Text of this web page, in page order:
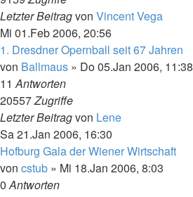
Letzter Beitragvon Vincent Vega
Mi 01.Feb 2006, 20:56
1. Dresdner Opernball seit 67 Jahren
von Ballmaus » Do 05.Jan 2006, 11:38
11Antworten
20557Zugriffe
Letzter Beitragvon Lene
Sa 21.Jan 2006, 16:30
Hofburg Gala der Wiener Wirtschaft
von cstub » Mi 18.Jan 2006, 8:03
0Antworten